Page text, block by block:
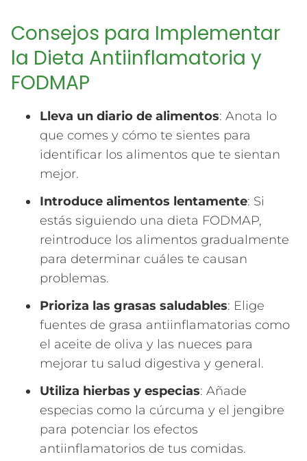
Consejos para Implementar
la Dieta Antiinflamatoria y
FODMAP
Lleva un diario de alimentos: Anota lo
que comes y cómo te sientes para
identificar los alimentos que te sientan
mejor.
Introduce alimentos lentamente: Si
estás siguiendo una dieta FODMAP,
reintroduce los alimentos gradualmente
para determinar cuáles te causan
problemas.
Prioriza las grasas saludables: Elige
fuentes de grasa antiinflamatorias como
el aceite de oliva y las nueces para
mejorar tu salud digestiva y general.
Utiliza hierbas y especias: Añade
especias como la cúrcuma y el jengibre
para potenciar los efectos
antiinflamatorios de tus comidas.